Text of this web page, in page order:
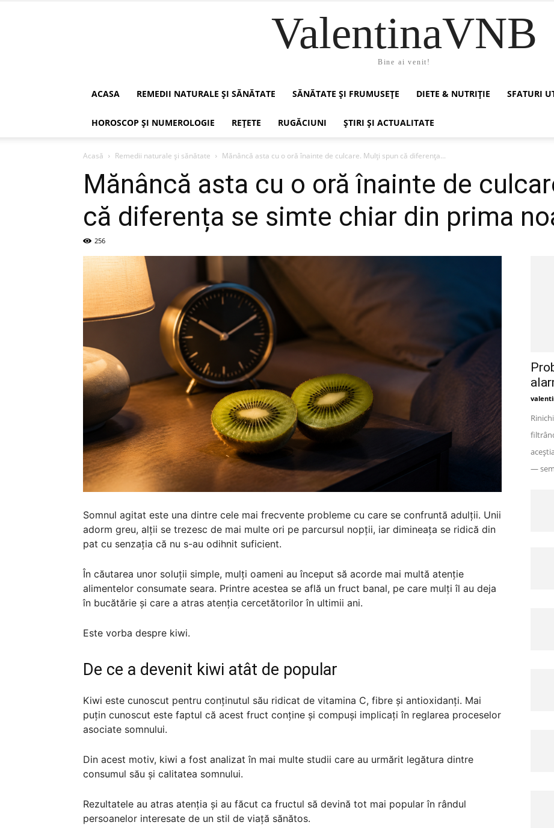
ValentinaVNB
Bine ai venit!
ACASA REMEDII NATURALE ȘI SĂNĂTATE SĂNĂTATE ȘI FRUMUSEȚE DIETE & NUTRIȚIE SFATURI
HOROSCOP ȘI NUMEROLOGIE REȚETE RUGĂCIUNI ȘTIRI ȘI ACTUALITATE
Acasă Remedii naturale și sănătate Mănâncă asta cu o oră înainte de culcare. Mulți spun că diferența...
Mănâncă asta cu o oră înainte de
că diferența se simte chiar din prima
256
Somnul agitat este una dintre cele mai frecvente probleme cu care se confruntă adulții. Unii
adorm greu, alții se trezesc de mai multe ori pe parcursul nopții, iar dimineața se ridică din
pat cu senzația că nu s-au odihnit suficient.
În căutarea unor soluții simple, mulți oameni au început să acorde mai multă atenție
alimentelor consumate seara. Printre acestea se află un fruct banal, pe care mulți îl au deja
în bucătărie și care a atras atenția cercetătorilor în ultimii ani.
Este vorba despre kiwi.
De ce a devenit kiwi atât de popular
Kiwi este cunoscut pentru conținutul său ridicat de vitamina C, fibre și antioxidanți. Mai
puțin cunoscut este faptul că acest fruct conține și compuși implicați în reglarea proceselor
asociate somnului.
Din acest motiv, kiwi a fost analizat în mai multe studii care au urmărit legătura dintre
consumul său și calitatea somnului.
Rezultatele au atras atenția și au făcut ca fructul să devină tot mai popular în rândul
persoanelor interesate de un stil de viață sănătos.
—